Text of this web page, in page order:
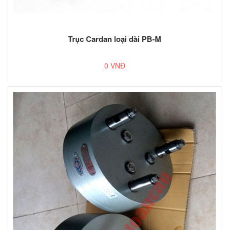
Trục Cardan loại dài PB-M
0 VNĐ